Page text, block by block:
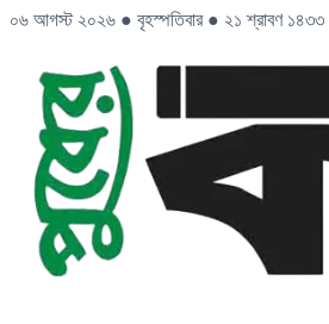
০৬ আগস্ট ২০২৬ ● বৃহস্পতিবার ● ২১ শ্রাবণ ১৪৩৩